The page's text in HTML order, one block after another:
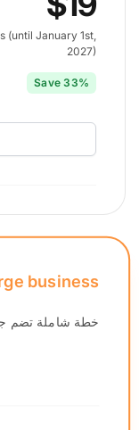
(until January 1st,
2027)
Save 33%
business
خطة شاملة تضم